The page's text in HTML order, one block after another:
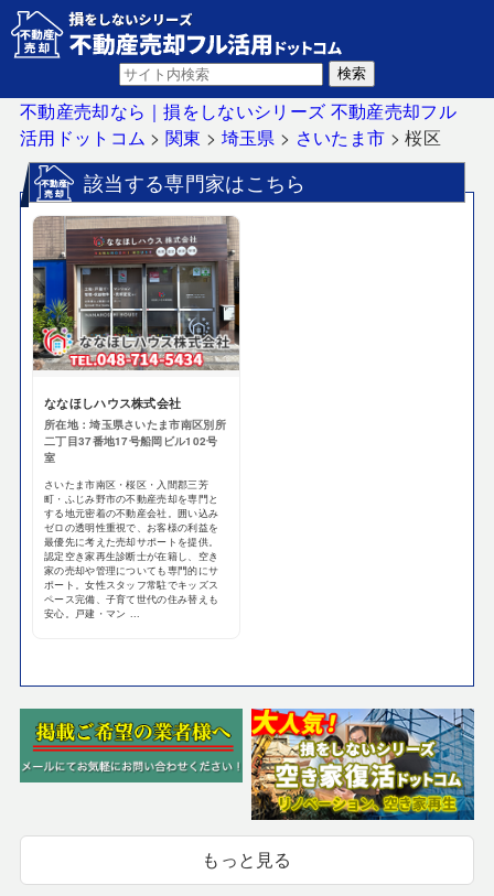
不動産売却なら｜損をしないシリーズ 不動産売却フル
活用ドットコム >関東 > 埼玉県 > さいたま市 >桜区
該当する専門家はこちら
ななほしハウス株式会社
所在地：埼玉県さいたま市南区別所
二丁目37番地17号船岡ビル102号
室
さいたま市南区・桜区・入間郡三芳
町・ふじみ野市の不動産売却を専門と
する地元密着の不動産会社。囲い込み
ゼロの透明性重視で、お客様の利益を
最優先に考えた売却サポートを提供。
認定空き家再生診断士が在籍し、空き
家の売却や管理についても専門的にサ
ポート。女性スタッフ常駐でキッズス
ペース完備、子育て世代の住み替えも
安心。戸建・マン ...
もっと見る